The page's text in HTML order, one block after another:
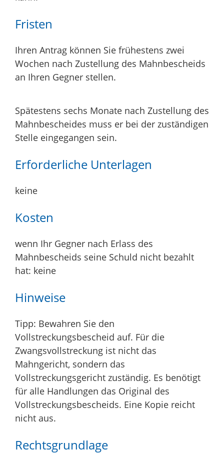
Fristen
Ihren Antrag können Sie frühestens zwei
Wochen nach Zustellung des Mahnbescheids
an Ihren Gegner stellen.
Spätestens sechs Monate nach Zustellung des
Mahnbescheides muss er bei der zuständigen
Stelle eingegangen sein.
Erforderliche Unterlagen
keine
Kosten
wenn Ihr Gegner nach Erlass des
Mahnbescheids seine Schuld nicht bezahlt
hat: keine
Hinweise
Tipp: Bewahren Sie den
Vollstreckungsbescheid auf. Für die
Zwangsvollstreckung ist nicht das
Mahngericht, sondern das
Vollstreckungsgericht zuständig. Es benötigt
für alle Handlungen das Original des
Vollstreckungsbescheids. Eine Kopie reicht
nicht aus.
Rechtsgrundlage